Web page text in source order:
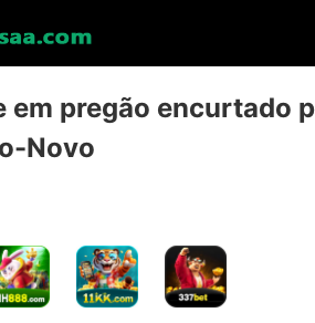
em pregão encurtado
Novo